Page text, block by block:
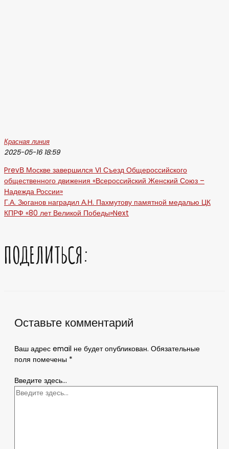
Красная линия
2025-05-16 18:59
PrevВ Москве завершился VI Съезд Общероссийского
общественного движения «Всероссийский Женский Союз –
Надежда России»
Г.А. Зюганов наградил А.Н. Пахмутову памятной медалью ЦК
КПРФ «80 лет Великой Победы»Next
ПОДЕЛИТЬСЯ:
Оставьте комментарий
Ваш адрес email не будет опубликован. Обязательные
поля помечены *
Введите здесь...